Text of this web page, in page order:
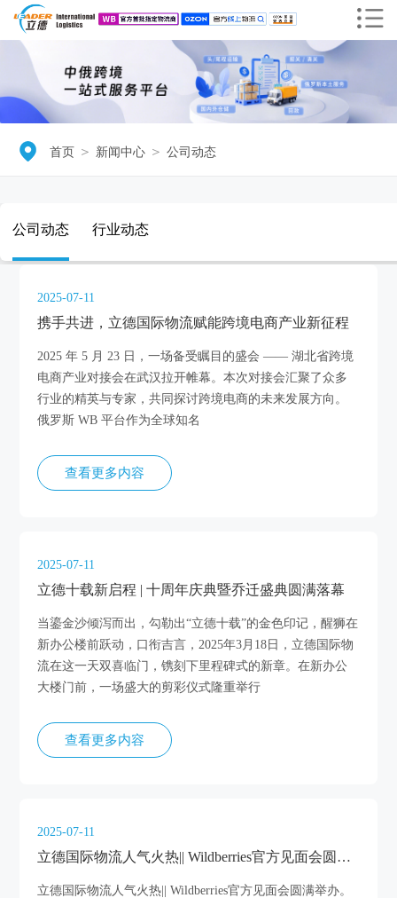
首页 ＞ 新闻中心 ＞ 公司动态
公司动态 行业动态
2025-07-11
携手共进，立德国际物流赋能跨境电商产业新征程
2025 年 5 月 23 日，一场备受瞩目的盛会 —— 湖北省跨境
电商产业对接会在武汉拉开帷幕。本次对接会汇聚了众多
行业的精英与专家，共同探讨跨境电商的未来发展方向。
俄罗斯 WB 平台作为全球知名
查看更多内容
2025-07-11
立德十载新启程 | 十周年庆典暨乔迁盛典圆满落幕
当鎏金沙倾泻而出，勾勒出“立德十载”的金色印记，醒狮在
新办公楼前跃动，口衔吉言，2025年3月18日，立德国际物
流在这一天双喜临门，镌刻下里程碑式的新章。在新办公
大楼门前，一场盛大的剪彩仪式隆重举行
查看更多内容
2025-07-11
立德国际物流人气火热|| Wildberries官方见面会圆满举办
立德国际物流人气火热|| Wildberries官方见面会圆满举办。